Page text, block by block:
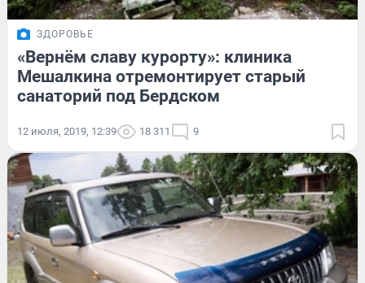
ЗДОРОВЬЕ
«Вернём славу курорту»: клиника
Мешалкина отремонтирует старый
санаторий под Бердском
12 июля, 2019, 12:39 18 311 9